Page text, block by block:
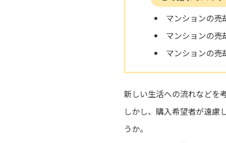
マンションの売
マンションの売
マンションの売
新しい生活への流れなどを
しかし、購入希望者が遠慮
うか。